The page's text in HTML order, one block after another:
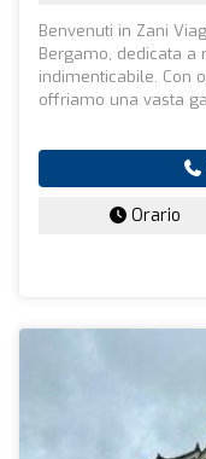
Benvenuti in Zani
Bergamo, dedicata a
indimenticabile. Con
offriamo una vasta
Orario